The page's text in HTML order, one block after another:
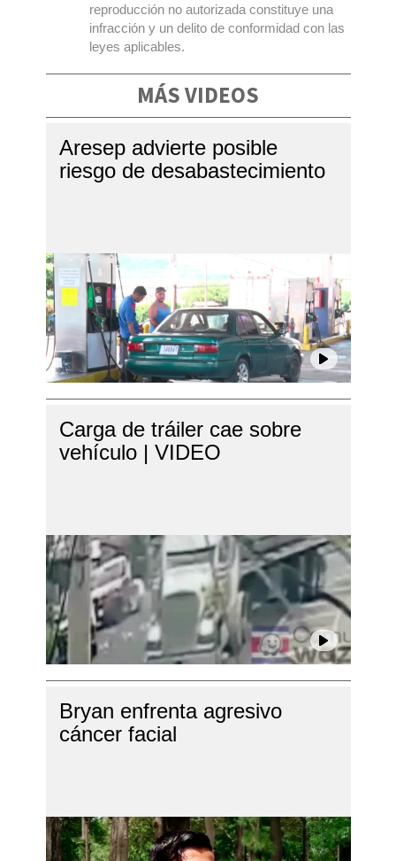
reproducción no autorizada constituye una
infracción y un delito de conformidad con las
leyes aplicables.
MÁS VIDEOS
Aresep advierte posible
riesgo de desabastecimiento
Carga de tráiler cae sobre
vehículo | VIDEO
Bryan enfrenta agresivo
cáncer facial